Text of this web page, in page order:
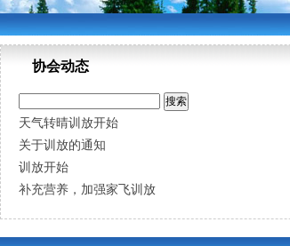
协会动态
天气转晴训放开始
关于训放的通知
训放开始
补充营养，加强家飞训放